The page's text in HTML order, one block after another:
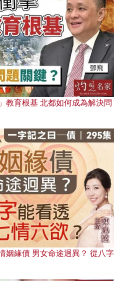
教育根基 北都如何成為解決問
姻緣債 男女命途迥異？ 從八字